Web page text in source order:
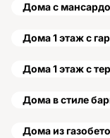
Дома с
Дома 1 этаж с
Дома 1 этаж с
Дома в стиле
Дома из